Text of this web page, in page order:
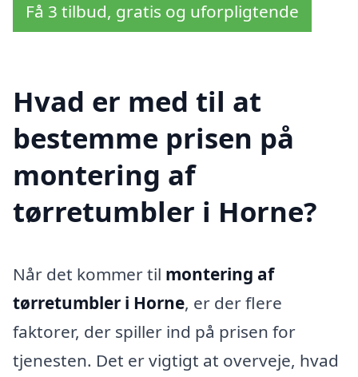
Få 3 tilbud, gratis og uforpligtende
Hvad er med til at
bestemme prisen på
montering af
tørretumbler i Horne?
Når det kommer til montering af
tørretumbler i Horne, er der flere
faktorer, der spiller ind på prisen for
tjenesten. Det er vigtigt at overveje, hvad